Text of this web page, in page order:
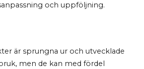
och uppföljning.
är sprungna ur och utvecklade
men de kan med fördel